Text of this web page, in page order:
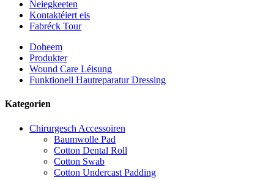
Neiegkeeten
Kontaktéiert eis
Fabréck Tour
Doheem
Produkter
Wound Care Léisung
Funktionell Hautreparatur Dressing
Kategorien
Chirurgesch Accessoiren
Baumwolle Pad
Cotton Dental Roll
Cotton Swab
Cotton Undercast Padding